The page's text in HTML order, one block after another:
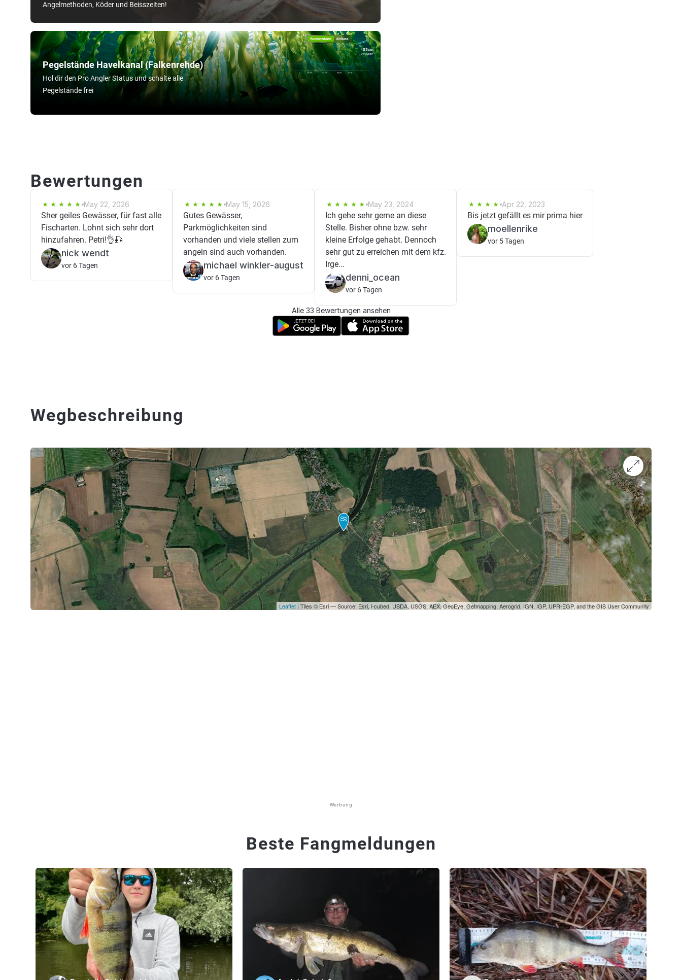
Pegelstände Havelkanal (Falkenrehde)
Hol dir den Pro Angler Status und schalte alle
Pegelstände frei
Angelmethoden, Köder und Beisszeiten!
Bewertungen
May 22, 2026
Sher geiles Gewässer, für fast alle
Fischarten. Lohnt sich sehr dort
hinzufahren. Petri!👌🎣
nick wendt
vor 6 Tagen
May 15, 2026
Gutes Gewässer,
Parkmöglichkeiten sind
vorhanden und viele stellen zum
angeln sind auch vorhanden.
michael winkler-august
vor 6 Tagen
May 23, 2024
Ich gehe sehr gerne an diese
Stelle. Bisher ohne bzw. sehr
kleine Erfolge gehabt. Dennoch
sehr gut zu erreichen mit dem kfz.
Irge...
denni_ocean
vor 6 Tagen
Apr 22, 2023
Bis jetzt gefällt es mir prima hier
moellenrike
vor 5 Tagen
Alle 33 Bewertungen ansehen
Wegbeschreibung
Leaflet | Tiles © Esri — Source: Esri, i-cubed, USDA, USGS, AEX, GeoEye, Getmapping, Aerogrid, IGN, IGP, UPR-EGP, and the GIS User Community
Werbung
Beste Fangmeldungen